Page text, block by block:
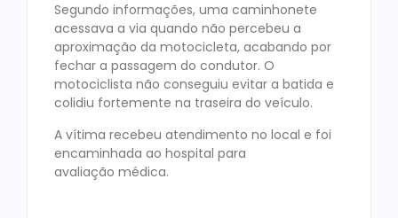
Segundo informações, uma caminhonete
acessava a via quando não percebeu a
aproximação da motocicleta, acabando por
fechar a passagem do condutor. O
motociclista não conseguiu evitar a batida e
colidiu fortemente na traseira do veículo.
A vítima recebeu atendimento no local e foi
encaminhada ao hospital para
avaliação médica.